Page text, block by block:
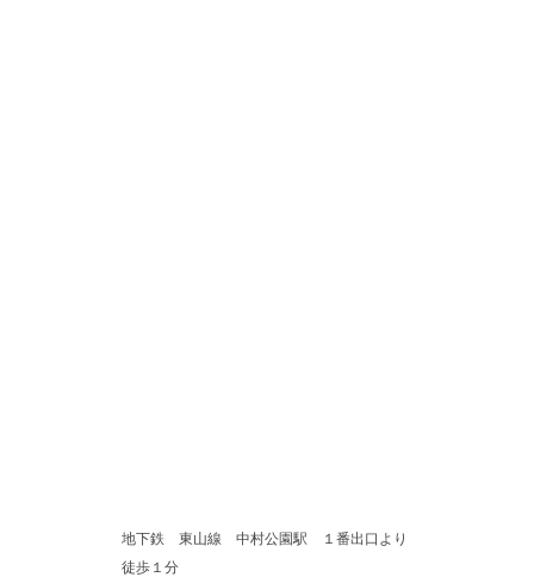
地下鉄 東山線 中村公園駅 １番出口より
徒歩１分